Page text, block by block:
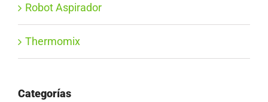
Robot Aspirador
Thermomix
Categorías